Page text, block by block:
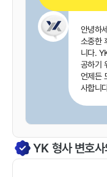
안녕하
소중한
니다.
공하기
언제든
사합니
YK형사변호사